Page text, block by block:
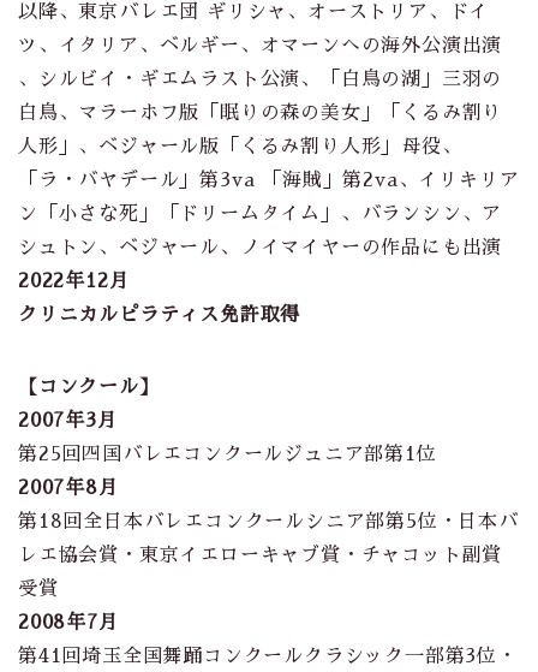
以降、東京バレエ団 ギリシャ、オーストリア、ドイ
ツ、イタリア、ベルギー、オマーンへの海外公演出演
、シルビイ・ギエムラスト公演、「白鳥の湖」三羽の
白鳥、マラーホフ版「眠りの森の美女」「くるみ割り
人形」、ベジャール版「くるみ割り人形」母役、
「ラ・バヤデール」第3va 「海賊」第2va、イリキリア
ン「小さな死」「ドリームタイム」、バランシン、ア
シュトン、ベジャール、ノイマイヤーの作品にも出演
2022年12月
クリニカルピラティス免許取得
【コンクール】
2007年3月
第25回四国バレエコンクールジュニア部第1位
2007年8月
第18回全日本バレエコンクールシニア部第5位・日本バ
レエ協会賞・東京イエローキャブ賞・チャコット副賞
受賞
2008年7月
第41回埼玉全国舞踊コンクールクラシック一部第3位・